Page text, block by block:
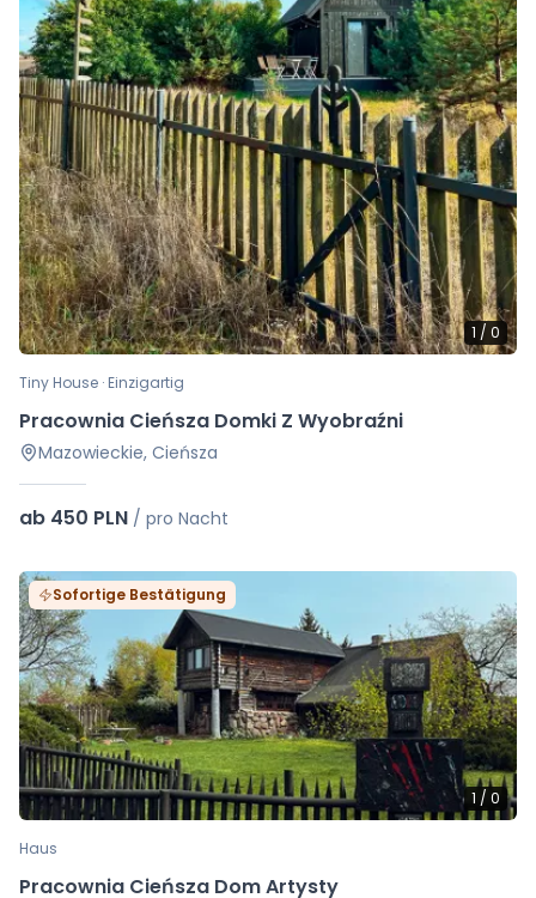
1 / 0
Tiny House · Einzigartig
Pracownia Cieńsza Domki Z Wyobraźni
Mazowieckie, Cieńsza
ab 450 PLN / pro Nacht
Sofortige Bestätigung
1 / 0
Haus
Pracownia Cieńsza Dom Artysty